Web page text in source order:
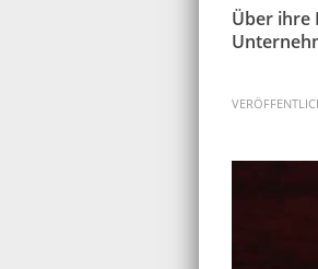
Über ihre